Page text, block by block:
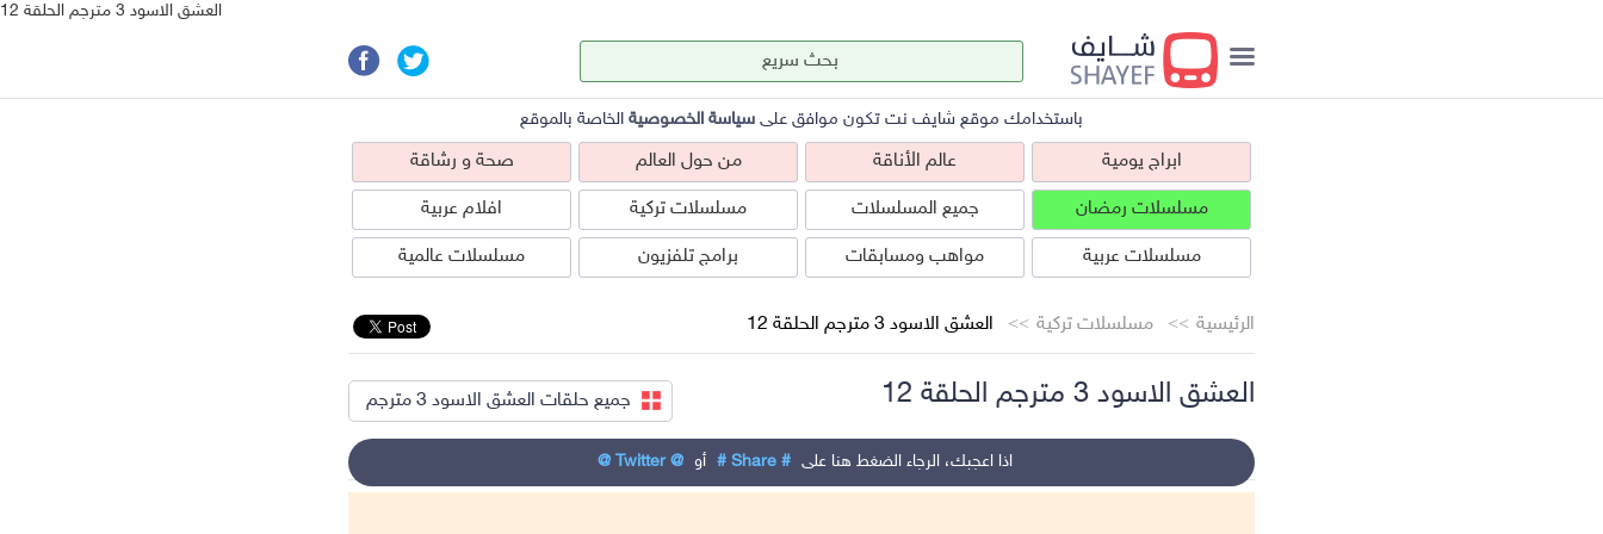
العشق الاسود 3 مترجم الحلقة 12
ابراج يومية عالم الأناقة من حول العالم صحة و رشاقة
باستخدامك موقع شايف نت تكون موافق على سياسة الخصوصية الخاصة بالموقع
ابراج يومية عالم الأناقة من حول العالم صحة و رشاقة
مسلسلات رمضان جميع المسلسلات مسلسلات تركية افلام عربية
مسلسلات عربية مواهب ومسابقات برامج تلفزيون مسلسلات عالمية
الرئيسية مسلسلات تركية العشق الاسود 3 مترجم الحلقة 12
جميع حلقات العشق الاسود 3 مترجم العشق الاسود 3 مترجم الحلقة 12
اذا اعجبك، الرجاء الضغط هنا على # Share # أو @ Twitter @